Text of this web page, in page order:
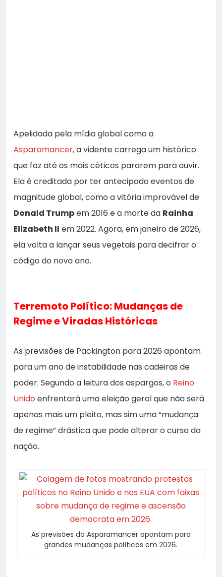
Apelidada pela mídia global como a
Asparamancer, a vidente carrega um histórico
que faz até os mais céticos pararem para ouvir.
Ela é creditada por ter antecipado eventos de
magnitude global, como a vitória improvável de
Donald Trumpem 2016 e a morte da Rainha
Elizabeth II em 2022. Agora, em janeiro de 2026,
ela volta a lançar seus vegetais para decifrar o
código do novo ano.
Terremoto Político: Mudanças de
Regime e Viradas Históricas
As previsões de Packington para 2026 apontam
para um ano de instabilidade nas cadeiras de
poder. Segundo a leitura dos aspargos, o Reino
Unido enfrentará uma eleição geral que não será
apenas mais um pleito, mas sim uma “mudança
de regime” drástica que pode alterar o curso da
nação.
As previsões da Asparamancer apontam para
grandes mudanças políticas em 2026.